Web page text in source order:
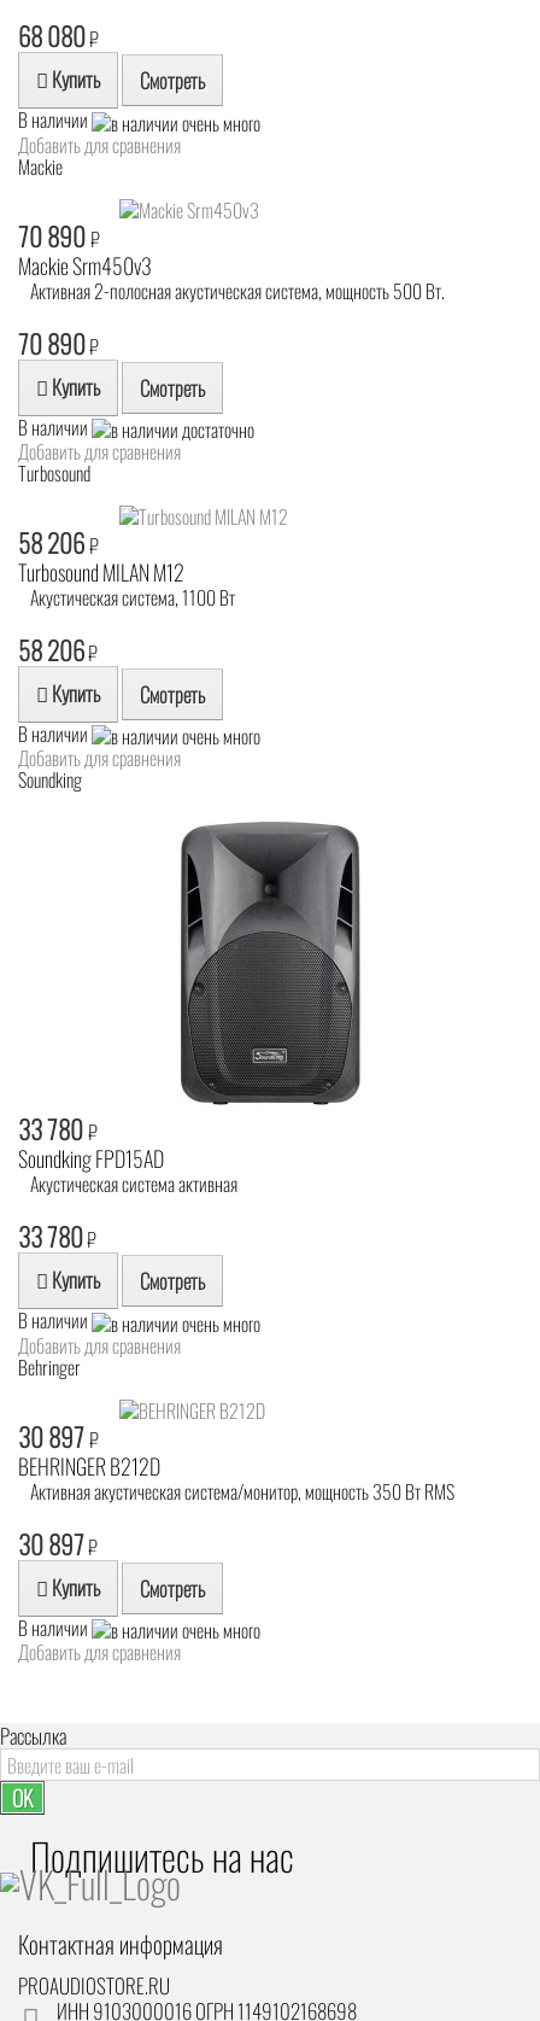
68 080₽
Купить Смотреть
В наличии
Добавить для сравнения
Mackie
70 890₽
Mackie Srm450v3
Активная 2-полосная акустическая система, мощность 500 Вт.
70 890₽
Купить Смотреть
В наличии
Добавить для сравнения
Turbosound
58 206₽
Turbosound MILAN M12
Акустическая система, 1100 Вт
58 206₽
Купить Смотреть
В наличии
Добавить для сравнения
Soundking
33 780₽
Soundking FPD15AD
Акустическая система активная
33 780₽
Купить Смотреть
В наличии
Добавить для сравнения
Behringer
30 897₽
BEHRINGER B212D
Активная акустическая система/монитор, мощность 350 Вт RMS
30 897₽
Купить Смотреть
В наличии
Добавить для сравнения
Рассылка
OK
Подпишитесь на наc
Контактная информация
PROAUDIOSTORE.RU
ИНН 9103000016 ОГРН 1149102168698